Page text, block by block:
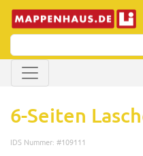
6-Seiten
IDS Nummer: #109111